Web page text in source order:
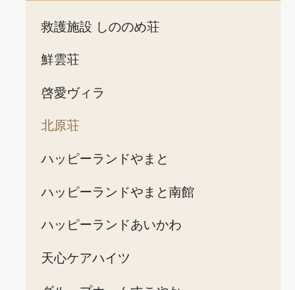
救護施設 しののめ荘
鮮雲荘
啓愛ヴィラ
北原荘
ハッピーランドやまと
ハッピーランドやまと南館
ハッピーランドあいかわ
天心ケアハイツ